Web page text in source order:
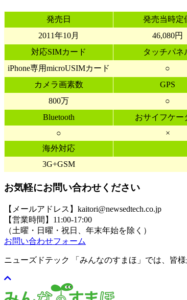
発売日 発売当時定
2011年10月
46,080円
対応SIMカード
タッチパネ
iPhone専用microUSIMカード
○
カメラ画素数
GPS
800万
○
Bluetooth
おサイフケー
○
×
海外対応
3G+GSM
お気軽にお問い合わせください
【メールアドレス】kaitori@newsedtech.co.jp
【営業時間】11:00-17:00
（土曜・日曜・祝日、年末年始を除く）
お問い合わせフォーム
ニューズドテック 「みんなのすまほ」では、皆